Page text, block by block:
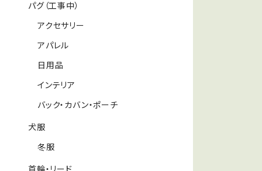
パグ（工事中）
アクセサリー
アパレル
日用品
インテリア
バック・カバン・ポーチ
犬服
冬服